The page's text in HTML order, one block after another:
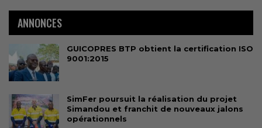
ANNONCES
GUICOPRES BTP obtient la certification ISO
9001:2015
SimFer poursuit la réalisation du projet
Simandou et franchit de nouveaux jalons
opérationnels